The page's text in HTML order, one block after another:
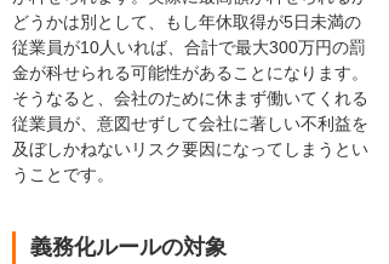
どうかは別として、もし年休取得が5日未満の
従業員が10人いれば、合計で最大300万円の罰
金が科せられる可能性があることになります。
そうなると、会社のために休まず働いてくれる
従業員が、意図せずして会社に著しい不利益を
及ぼしかねないリスク要因になってしまうとい
うことです。
義務化ルールの対象